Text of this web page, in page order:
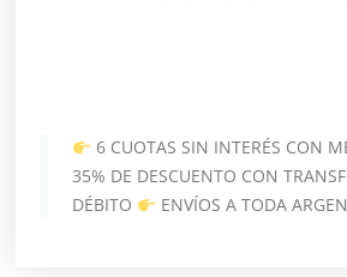
6 CUOTAS SIN INTERÉS CON
35% DE DESCUENTO CON
DÉBITO
ENVÍOS A TODA